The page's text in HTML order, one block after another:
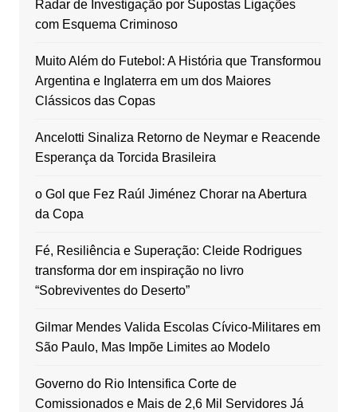
Radar de Investigação por Supostas Ligações
com Esquema Criminoso
Muito Além do Futebol: A História que Transformou
Argentina e Inglaterra em um dos Maiores
Clássicos das Copas
Ancelotti Sinaliza Retorno de Neymar e Reacende
Esperança da Torcida Brasileira
o Gol que Fez Raúl Jiménez Chorar na Abertura
da Copa
Fé, Resiliência e Superação: Cleide Rodrigues
transforma dor em inspiração no livro
“Sobreviventes do Deserto”
Gilmar Mendes Valida Escolas Cívico-Militares em
São Paulo, Mas Impõe Limites ao Modelo
Governo do Rio Intensifica Corte de
Comissionados e Mais de 2,6 Mil Servidores Já